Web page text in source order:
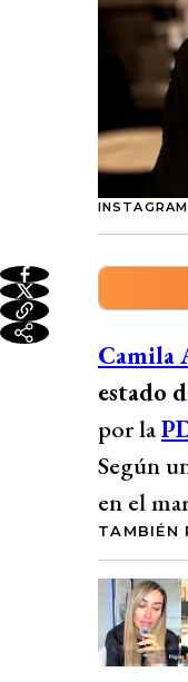
INSTAGRAM
Camila
Rey
estado
por
likes,
a sus
Camila
estado
por la
Según
en el
TAMBIÉN